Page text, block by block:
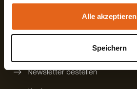
Alle akzeptieren
Speichern
gedruckten Katalog bestellen
Technikbroschüre
Newsletter bestellen